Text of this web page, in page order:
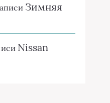
Зимняя
Nissan